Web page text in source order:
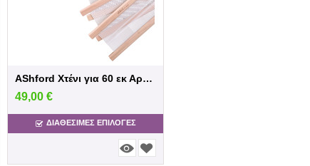
AShford Χτένι για 60 εκ Αργαλειό
49,00 €
ΔΙΑΘΕΣΙΜΕΣ ΕΠΙΛΟΓΈΣ